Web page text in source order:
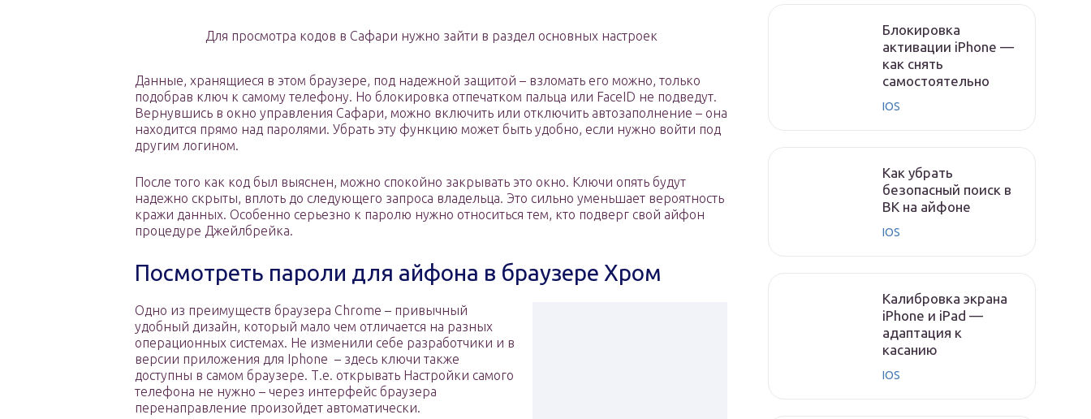
Для просмотра кодов в Сафари нужно зайти в раздел основных настроек
Данные, хранящиеся в этом браузере, под надежной защитой – взломать его можно, только
подобрав ключ к самому телефону. Но блокировка отпечатком пальца или FaceID не подведут.
Вернувшись в окно управления Сафари, можно включить или отключить автозаполнение – она
находится прямо над паролями. Убрать эту функцию может быть удобно, если нужно войти под
другим логином.
После того как код был выяснен, можно спокойно закрывать это окно. Ключи опять будут
надежно скрыты, вплоть до следующего запроса владельца. Это сильно уменьшает вероятность
кражи данных. Особенно серьезно к паролю нужно относиться тем, кто подверг свой айфон
процедуре Джейлбрейка.
Посмотреть пароли для айфона в браузере Хром
Одно из преимуществ браузера Chrome – привычный
удобный дизайн, который мало чем отличается на разных
операционных системах. Не изменили себе разработчики и в
версии приложения для Iphone – здесь ключи также
доступны в самом браузере. Т.е. открывать Настройки самого
телефона не нужно – через интерфейс браузера
перенаправление произойдет автоматически.
Блокировка
активации iPhone —
как снять
самостоятельно
IOS
Как убрать
безопасный поиск в
ВК на айфоне
IOS
Калибровка экрана
iPhone и iPad —
адаптация к
касанию
IOS